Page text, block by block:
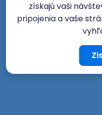
získajú vaši
pripojenia a vaše